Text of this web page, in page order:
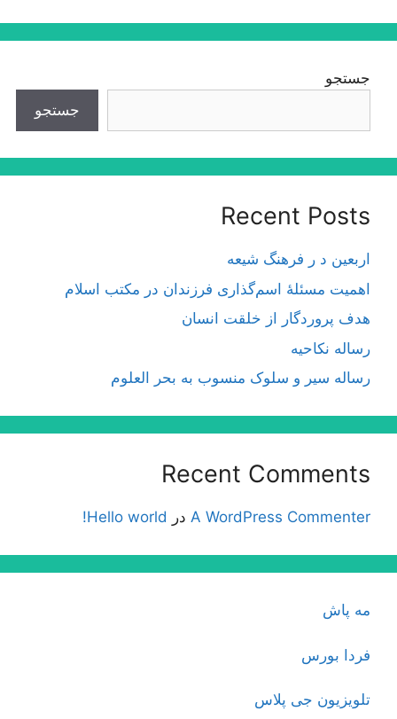
جستجو
جستجو
Recent Posts
اربعین د ر فرهنگ شیعه
اهمیت مسئلۀ اسم‌گذارى فرزندان در مكتب اسلام
هدف پروردگار از خلقت انسان
رساله نکاحیه
رساله سیر و سلوک منسوب به بحر العلوم
Recent Comments
A WordPress Commenter در Hello world!
مه پاش
فردا بورس
تلویزیون جی پلاس